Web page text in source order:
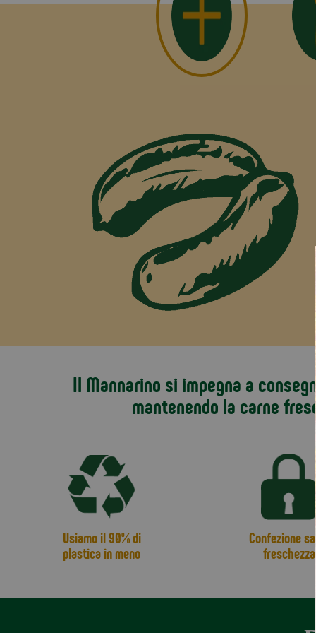
Il Mannarino si impegna a
mantenendo la carne
Usiamo il 90% di
plastica in meno
Confezione
freschezza